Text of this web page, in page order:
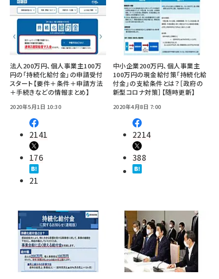
法人200万円、個人事業主100万
円の「持続化給付金」の申請受付
スタート【要件＋条件＋申請方法
＋手続きなどの情報まとめ】
2020年5月1日 10:30
2141
176
21
中小企業200万円、個人事業主
100万円の現金給付策「持続化給
付金」の支給条件とは？［政府の
新型コロナ対策］【随時更新】
2020年4月8日 7:00
2214
388